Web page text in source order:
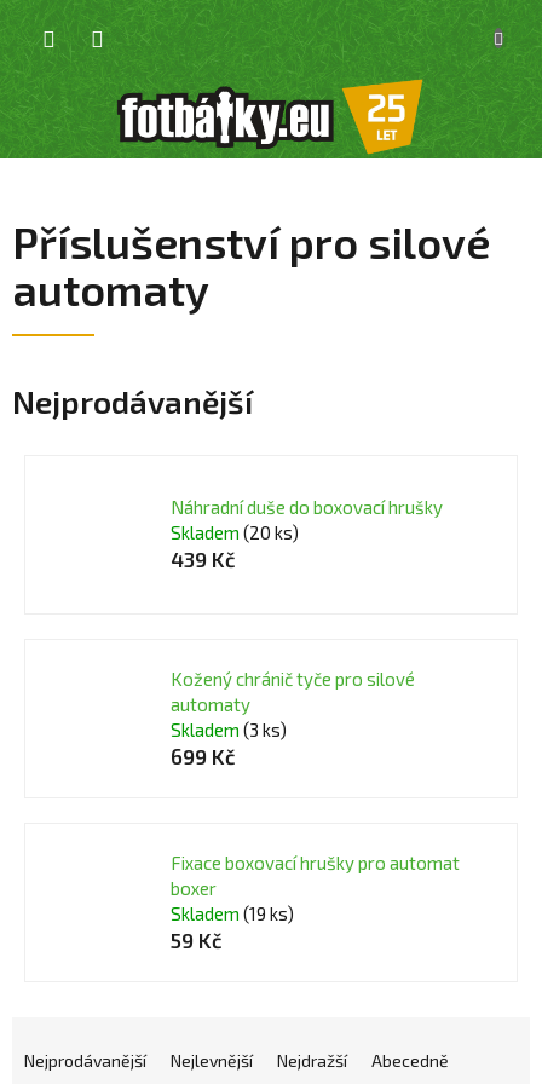
Přejít
obsah
KOŠÍK
Příslušenství pro silové
automaty
Nejprodávanější
Náhradní duše do boxovací hrušky
Skladem (20 ks)
439 Kč
Kožený chránič tyče pro silové
automaty
Skladem (3 ks)
699 Kč
Fixace boxovací hrušky pro automat
boxer
Skladem (19 ks)
59 Kč
aNejprodávanější Nejlevnější Nejdražší Abecedně